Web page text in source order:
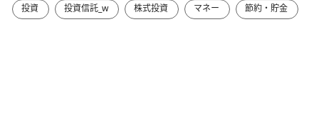
投資 投資信託_w 株式投資 マネー 節約・貯金